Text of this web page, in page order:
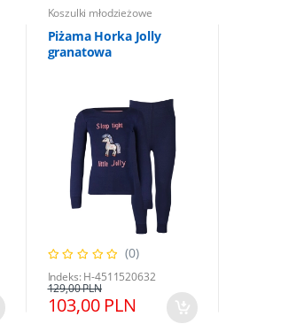
Koszulki młodzieżowe
Piżama Horka Jolly
granatowa
(0)
Indeks: H-4511520632
103,00 PLN
129,00 PLN